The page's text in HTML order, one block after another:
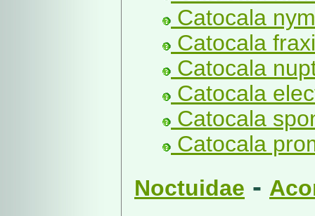
Catocala
Catocala
Catocala
Catocala
Catocala
Catocala
Noctuidae -